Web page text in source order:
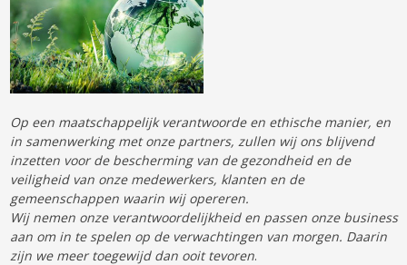
Op een maatschappelijk verantwoorde en ethische manier, en
in samenwerking met onze partners, zullen wij ons blijvend
inzetten voor de bescherming van de gezondheid en de
veiligheid van onze medewerkers, klanten en de
gemeenschappen waarin wij opereren.
Wij nemen onze verantwoordelijkheid en passen onze business
aan om in te spelen op de verwachtingen van morgen. Daarin
zijn we meer toegewijd dan ooit tevoren.